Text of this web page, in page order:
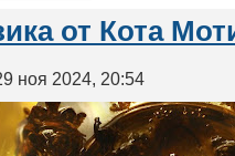
от Кота
ноя 2024, 20:54